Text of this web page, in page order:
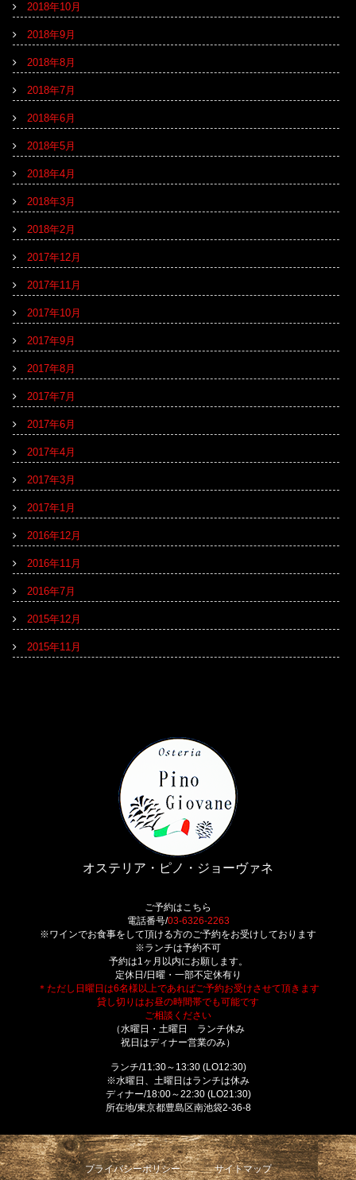
2018年10月
2018年9月
2018年8月
2018年7月
2018年6月
2018年5月
2018年4月
2018年3月
2018年2月
2017年12月
2017年11月
2017年10月
2017年9月
2017年8月
2017年7月
2017年6月
2017年4月
2017年3月
2017年1月
2016年12月
2016年11月
2016年7月
2015年12月
2015年11月
オステリア・ピノ・ジョーヴァネ
ご予約はこちら
電話番号/03-6326-2263
※ワインでお食事をして頂ける方のご予約をお受けしております
※ランチは予約不可
予約は1ヶ月以内にお願します。
定休日/日曜・一部不定休有り
＊ただし日曜日は6名様以上であればご予約お受けさせて頂きます
貸し切りはお昼の時間帯でも可能です
ご相談ください
（水曜日・土曜日 ランチ休み
祝日はディナー営業のみ）
ランチ/11:30～13:30 (LO12:30)
※水曜日、土曜日はランチは休み
ディナー/18:00～22:30 (LO21:30)
所在地/東京都豊島区南池袋2-36-8
プライバシーポリシー サイトマップ